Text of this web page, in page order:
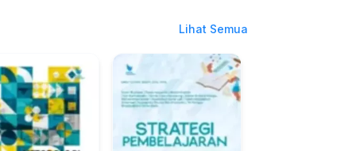
Lihat Semua